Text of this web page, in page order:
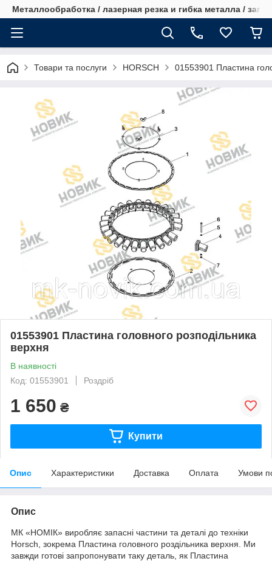
Металлообработка / лазерная резка и гибка металла /
Товари та послуги HORSCH 01553901 Пластина
01553901 Пластина головного розподільника
верхня
В наявності
Код: 01553901
Роздріб
1 650 ₴
Купити
Опис Характеристики Доставка Оплата Умови
Опис
МК «НОМІК» виробляє запасні частини та деталі до техніки
Horsch, зокрема Пластина головного роздільника верхня. Ми
завжди готові запропонувати таку деталь, як Пластина